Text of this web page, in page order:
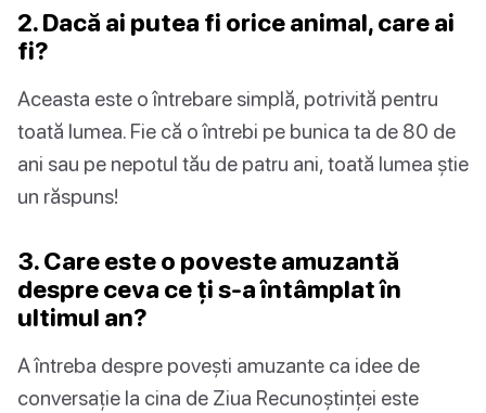
2. Dacă ai putea fi orice animal, care ai
fi?
Aceasta este o întrebare simplă, potrivită pentru
toată lumea. Fie că o întrebi pe bunica ta de 80 de
ani sau pe nepotul tău de patru ani, toată lumea știe
un răspuns!
3. Care este o poveste amuzantă
despre ceva ce ți s-a întâmplat în
ultimul an?
A întreba despre povești amuzante ca idee de
conversație la cina de Ziua Recunoștinței este